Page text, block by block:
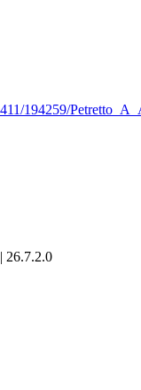
194259/
| 26.7.2.0